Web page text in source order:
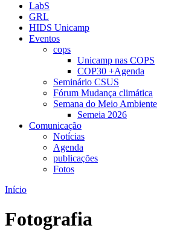
LabS
GRL
HIDS Unicamp
Eventos
cops
Unicamp nas COPS
COP30 +Agenda
Seminário CSUS
Fórum Mudança climática
Semana do Meio Ambiente
Semeia 2026
Comunicação
Notícias
Agenda
publicações
Fotos
Início
Fotografia